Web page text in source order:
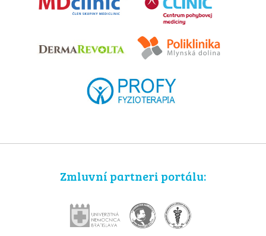
Zmluvní partneri portálu: